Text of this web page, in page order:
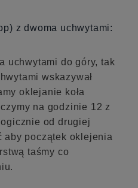
z dwoma uchwytami:
uchwytami do góry, tak
wskazywał
oklejanie koła
na godzinie 12 z
od drugiej
aby początek oklejenia
taśmy co